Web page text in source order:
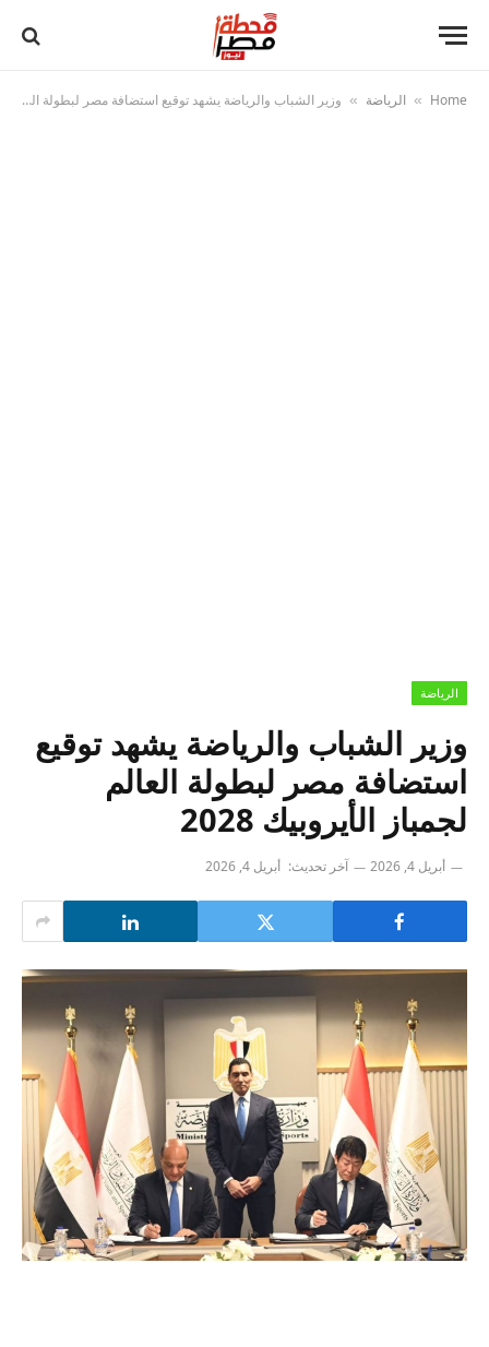
Home
» الرياضة » وزير الشباب والرياضة يشهد توقيع استضافة مصر لبطولة العالم لجمباز الأيروبيك 2028
الرياضة
وزير الشباب والرياضة يشهد توقيع
استضافة مصر لبطولة العالم
لجمباز الأيروبيك 2028
أبريل 4, 2026 آخر تحديث: أبريل 4, 2026